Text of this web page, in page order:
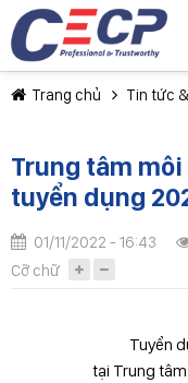
Trang chủ Tin tức
Trung tâm
tuyển dụng
01/11/2022 - 16:43
Cỡ chữ
Tuyển
tại Trung